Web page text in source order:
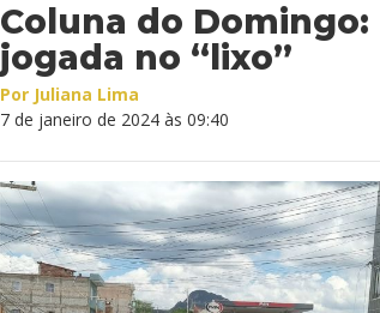
Coluna do
jogada no “lixo”
Por Juliana Lima
7 de janeiro de 2024 às 09:40